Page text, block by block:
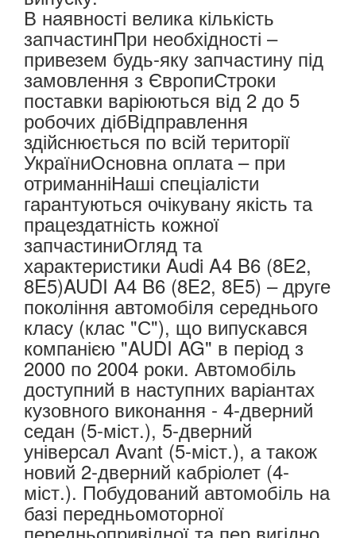
В наявності велика кількість
запчастинПри необхідності –
привезем будь-яку запчастину під
замовлення з ЄвропиСтроки
поставки варіюються від 2 до 5
робочих дібВідправлення
здійснюється по всій території
УкраїниОсновна оплата – при
отриманніНаші спеціалісти
гарантуються очікувану якість та
працездатність кожної
запчастиниОгляд та
характеристики Audi A4 B6 (8E2,
8E5)AUDI A4 B6 (8E2, 8E5) – друге
покоління автомобіля середнього
класу (клас "С"), що випускався
компанією "AUDI AG" в період з
2000 по 2004 роки. Автомобіль
доступний в наступних варіантах
кузовного виконання - 4-дверний
седан (5-міст.), 5-дверний
універсал Avant (5-міст.), а також
новий 2-дверний кабріолет (4-
міст.). Побудований автомобіль на
базі передньомоторної